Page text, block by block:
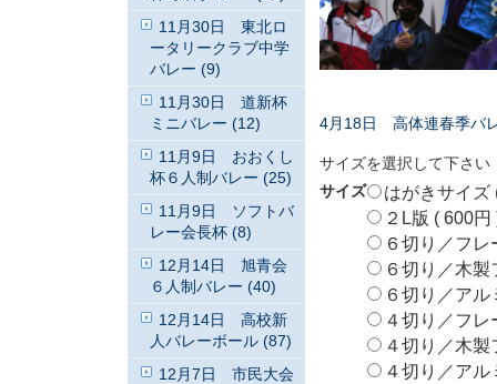
4月18日 高体連春季バ
サイズを選択して下さい
サイズ
はがきサイズ
２L版 ( 600円
６切り／フ
６切り／木
６切り／ア
４切り／フレ
４切り／木製
４切り／アル
11月30日 東北ロ
ータリークラブ中学
バレー (9)
11月30日 道新杯
ミニバレー (12)
11月9日 おおくし
杯６人制バレー (25)
11月9日 ソフトバ
レー会長杯 (8)
12月14日 旭青会
６人制バレー (40)
12月14日 高校新
人バレーボール (87)
12月7日 市民大会